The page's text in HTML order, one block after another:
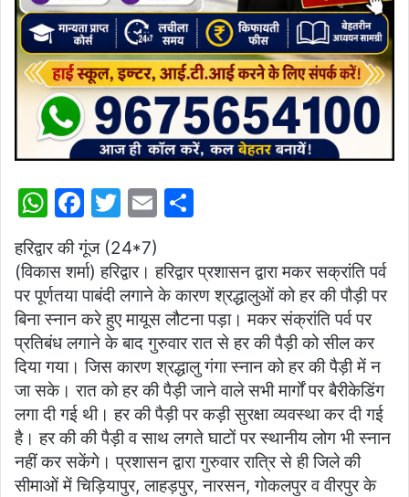
W
at
s
A
p
p
F
a
c
e
b
o
o
k
T
itt
er
E
ai
l
ar
e
हरिद्वार की गूंज (24*7)
(विकास शर्मा) हरिद्वार। हरिद्वार प्रशासन द्वारा मकर सक्रांति पर्व
पर पूर्णतया पाबंदी लगाने के कारण श्रद्धालुओं को हर की पौड़ी पर
बिना स्नान करे हुए मायूस लौटना पड़ा। मकर संक्रांति पर्व पर
प्रतिबंध लगाने के बाद गुरुवार रात से हर की पैड़ी को सील कर
दिया गया। जिस कारण श्रद्धालु गंगा स्नान को हर की पैड़ी में न
जा सके। रात को हर की पैड़ी जाने वाले सभी मार्गों पर बैरीकेडिंग
लगा दी गई थी। हर की पैड़ी पर कड़ी सुरक्षा व्यवस्था कर दी गई
है। हर की की पैड़ी व साथ लगते घाटों पर स्थानीय लोग भी स्नान
नहीं कर सकेंगे। प्रशासन द्वारा गुरुवार रात्रि से ही जिले की
सीमाओं में चिड़ियापुर, लाहड़पुर, नारसन, गोकलपुर व वीरपुर के